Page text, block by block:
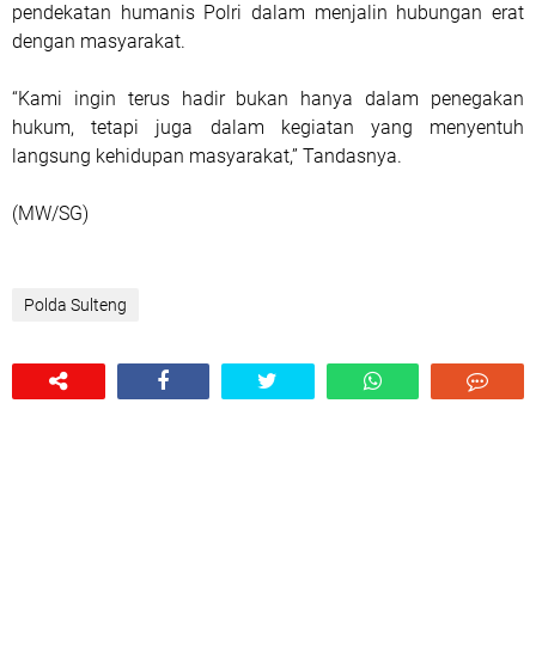
pendekatan humanis Polri dalam menjalin hubungan erat
dengan masyarakat.
“Kami ingin terus hadir bukan hanya dalam penegakan
hukum, tetapi juga dalam kegiatan yang menyentuh
langsung kehidupan masyarakat,” Tandasnya.
(MW/SG)
Polda Sulteng